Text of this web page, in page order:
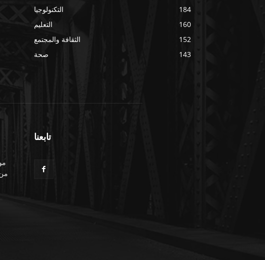
التكنولوجيا
184
التعليم
160
الثقافة والمجتمع
152
صحة
143
تابعنا